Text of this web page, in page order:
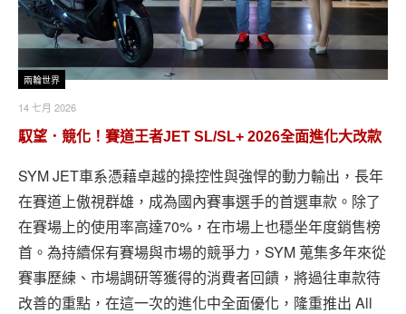
輪胎特區
促銷訊息
人車軼事
試車報導
專題報導
車型比拼
兩輪世界
兩輪世界
14 七月 2026
馭望．競化！賽道王者JET SL/SL+ 2026全面進化大改款
SYM JET車系憑藉卓越的操控性與強悍的動力輸出，長年
在賽道上傲視群雄，成為國內賽事選手的首選車款。除了
在賽場上的使用率高達70%，在市場上也穩坐年度銷售榜
首。為持續保有賽場與市場的競爭力，SYM 蒐集多年來從
賽事歷練、市場調研等獲得的消費者回饋，將過往車款待
改善的重點，在這一次的進化中全面優化，隆重推出 All